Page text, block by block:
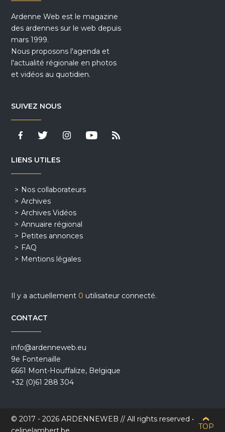
Ardenne Web est le magazine
des ardennes sur le web depuis
mars 1999.
Nous proposons l'agenda et
l'actualité régionale en photos
et vidéos au quotidien.
SUIVEZ NOUS
LIENS UTILES
Nos collaborateurs
Archives
Archives Vidéos
Annuaire régional
Petites annonces
FAQ
Mentions légales
Il y a actuellement 0 utilisateur connecté.
CONTACT
info@ardenneweb.eu
9e Fontenaille
6661 Mont-Houffalize, Belgique
+32 (0)61 288 304
© 2017 - 2026 ARDENNEWEB // All rights reserved •
TOP